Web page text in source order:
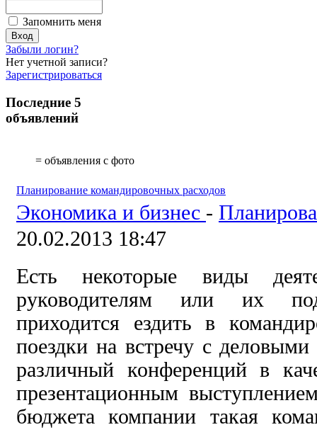
Запомнить меня
Забыли логин?
Нет учетной записи?
Зарегистрироваться
Последние 5
объявлений
= объявления с фото
Планирование командировочных расходов
Экономика и бизнес -
20.02.2013 18:47
Есть некоторые виды
руководителям или их
приходится ездить в
поездки на встречу с
различный конференций в
презентационным
бюджета компании такая